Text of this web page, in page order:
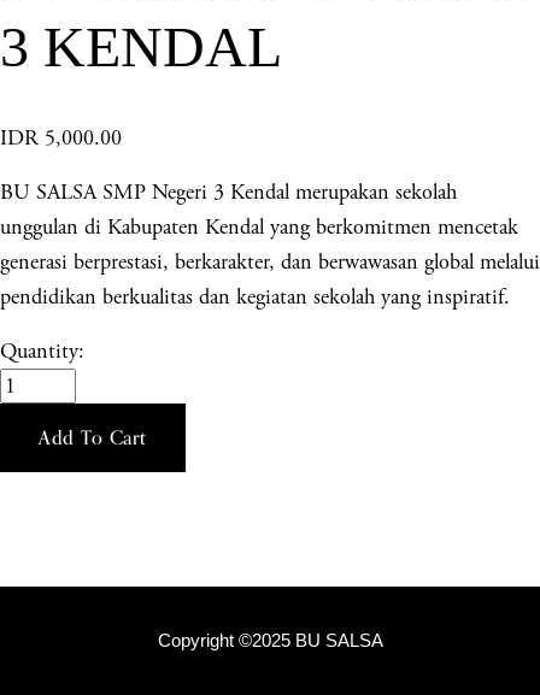
3 KENDAL
IDR 5,000.00
BU SALSA SMP Negeri 3 Kendal merupakan sekolah
unggulan di Kabupaten Kendal yang berkomitmen mencetak
generasi berprestasi, berkarakter, dan berwawasan global melalui
pendidikan berkualitas dan kegiatan sekolah yang inspiratif.
Quantity:
Add To Cart
Copyright ©2025 BU SALSA